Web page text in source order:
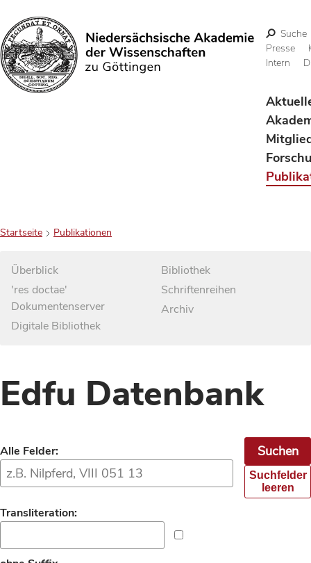
Suchen
Suche
Presse
Intern
Startseite Publikationen
Überblick
'res doctae'
Dokumentenserver
Digitale Bibliothek
Bibliothek
Schriftenreihen
Archiv
Edfu Datenbank
Alle Felder:
Transliteration:
Suchfelder
leeren